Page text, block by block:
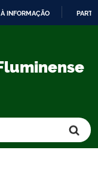
INFORMAÇÃO